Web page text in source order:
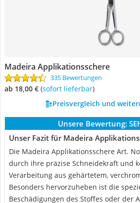
Madeira Applikationsschere
335 Bewertungen
ab 18,00 € ( Sofort lieferbar)
Preisvergleich und
Unsere Bewertung:
Unser Fazit für Madeira
Die Madeira Applikationsschere Art.
durch ihre präzise Schneidekraft und
Verarbeitung aus gehärtetem,
Besonders hervorzuheben ist die
Beschädigungen des Stoffes oder der